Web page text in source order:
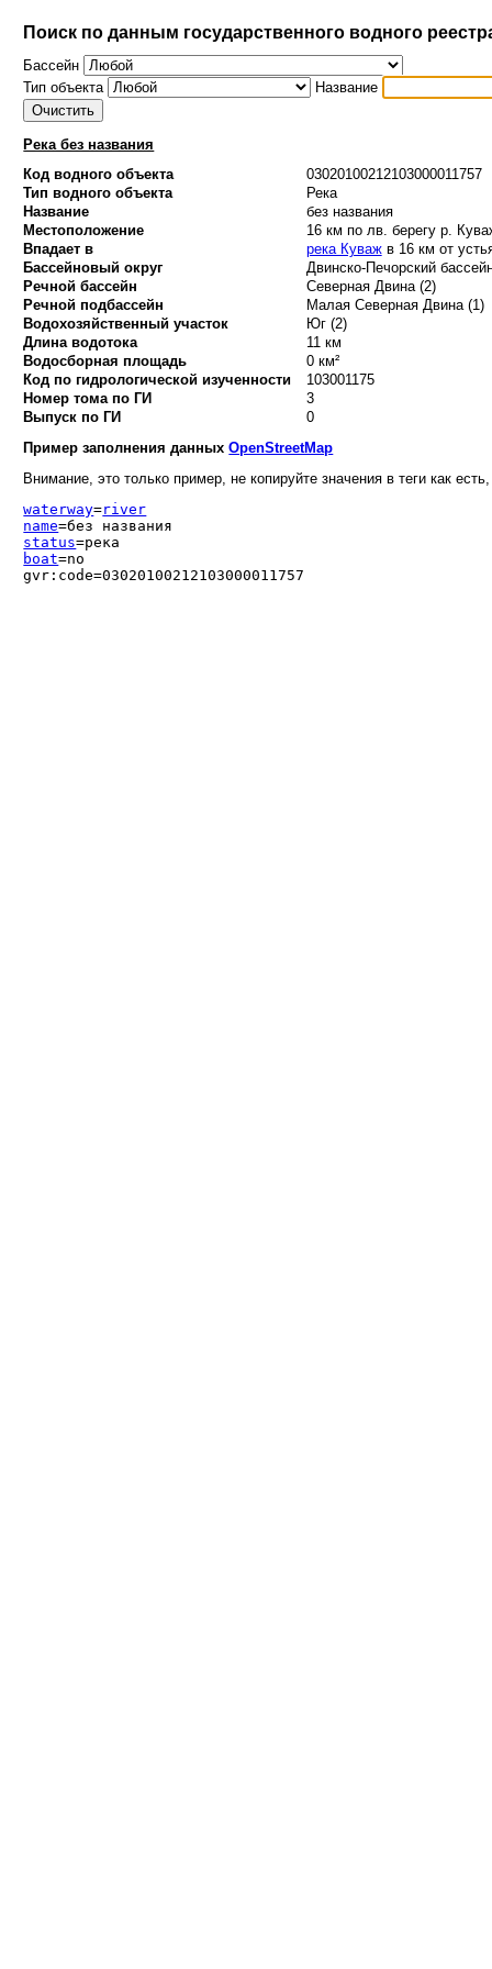
Поиск по данным государственного водного
Бассейн
Тип объекта
Название
Река без названия
Код водного объекта
03020100212103000011757
Тип водного объекта
Река
Название
без названия
Местоположение
16 км по лв. берегу р.
Впадает в
река Куважв 16 км от
Бассейновый округ
Двинско-Печорский
Речной бассейн
Северная Двина (2)
Речной подбассейн
Малая Северная Двина (1)
Водохозяйственный участок
Юг (2)
Длина водотока
11 км
Водосборная площадь
0 км²
Код по гидрологической изученности
103001175
Номер тома по ГИ
3
Выпуск по ГИ
0
Пример заполнения данныхOpenStreetMap
Внимание, это только пример, не копируйте значения в теги как
waterway=river
name=без названия
status=река
boat=no
gvr:code=03020100212103000011757